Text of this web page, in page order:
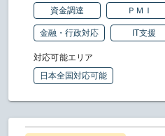
資金調達 ＰＭＩ
金融・行政対応 IT支援
対応可能エリア
日本全国対応可能